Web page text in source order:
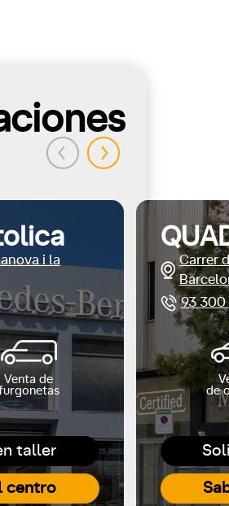
taller
centro
i la
Venta de
Carrer
93 300
de